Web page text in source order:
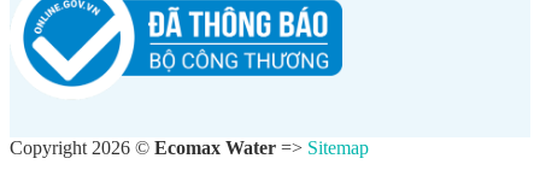
Copyright 2026 © Ecomax Water => Sitemap